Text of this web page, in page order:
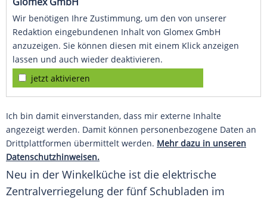
Wir benötigen Ihre Zustimmung, um den von unserer
Redaktion eingebundenen Inhalt von Glomex GmbH
anzuzeigen. Sie können diesen mit einem Klick anzeigen
lassen und auch wieder deaktivieren.
jetzt aktivieren
Ich bin damit einverstanden, dass mir externe Inhalte
angezeigt werden. Damit können personenbezogene Daten an
Drittplattformen übermittelt werden. Mehr dazu in unseren
Datenschutzhinweisen.
Neu in der Winkelküche ist die elektrische
Zentralverriegelung der fünf Schubladen im